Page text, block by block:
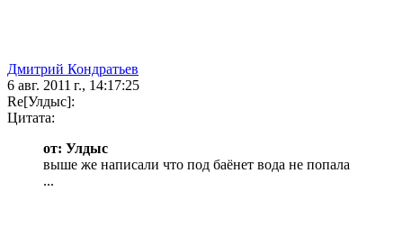
Дмитрий Кондратьев
6 авг. 2011 г., 14:17:25
Re[Улдыс]:
Цитата:
от: Улдыс
выше же написали что под баёнет вода не попала
...